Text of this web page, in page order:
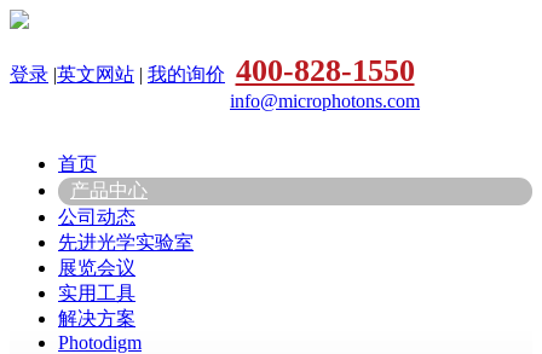
登录 |英文网站 | 我的询价 400-828-1550
info@microphotons.com
首页
产品中心
公司动态
先进光学实验室
展览会议
实用工具
解决方案
Photodigm